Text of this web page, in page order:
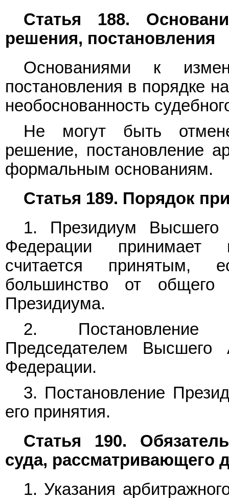
Статья 188.
решения, постановления
Основаниями к
постановления в порядке
необоснованность
Не могут быть
решение, постановление
формальным основаниям.
Статья 189. Порядок
1. Президиум Высшего
Федерации принимает
считается принятым,
большинство от общего
Президиума.
2. Постановление
Председателем Высшего
Федерации.
3. Постановление
его принятия.
Статья 190.
суда, рассматривающего
1. Указания